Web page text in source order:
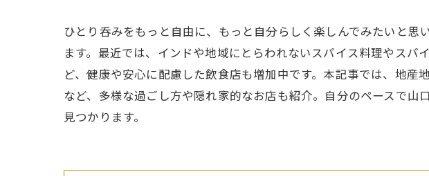
ひとり呑みをもっと自由に、もっと自分らしく楽しんでみたいと
ます。最近では、インドや地域にとらわれないスパイス料理やス
ど、健康や安心に配慮した飲食店も増加中です。本記事では、地
など、多様な過ごし方や隠れ家的なお店も紹介。自分のペースで
見つかります。